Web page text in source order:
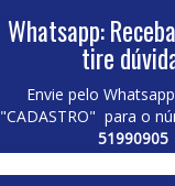
Whatsapp:
tire
Envie pelo
"CADASTRO" para o
51990905